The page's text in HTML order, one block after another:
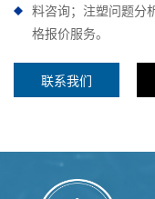
料咨询；注塑问题分
格报价服务。
联系我们